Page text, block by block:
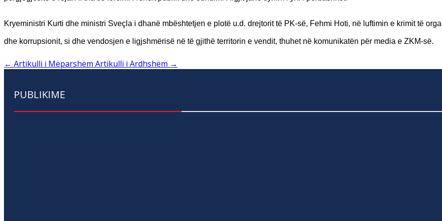
Kryeministri Kurti dhe ministri Sveçla i dhanë mbështetjen e plotë u.d. drejtorit të PK-së, Fehmi Hoti, në luftimin e krimit të
dhe korrupsionit, si dhe vendosjen e ligjshmërisë në të gjithë territorin e vendit, thuhet në komunikatën për media e ZKM-së.
← Artikulli i Mëparshëm Artikulli i Ardhshëm →
PUBLIKIME